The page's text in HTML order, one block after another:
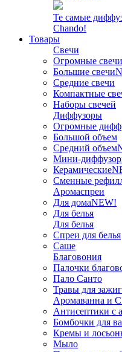
Те самые
Chando!
Товары
Свечи
Огромные свечи
Большие свечи
Средние свечи
Компактные
Наборы свечей
Диффузоры
Огромные
Большой объем
Средний объем
Мини-
Керамические
Сменные
Аромаспреи
Для домаNEW!
Для белья
Для белья
Спреи для белья
Саше
Благовония
Палочки
Пало Санто
Травы для
Аромаванна и
Антисептики с
Бомбочки для
Кремы и
Мыло